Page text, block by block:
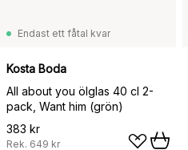
Endast ett fåtal kvar
Kosta Boda
All about you ölglas 40 cl 2-
pack, Want him (grön)
383 kr
Rek. 649 kr